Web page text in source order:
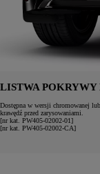
LISTWA
Dostępna w wersji chromowanej
krawędź przed zarysowaniami.
[nr kat. PW405-02002-01]
[nr kat. PW405-02002-CA]